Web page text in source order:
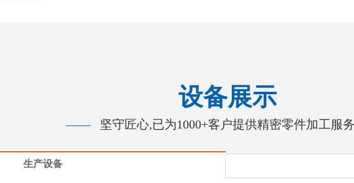
设备展示
—— 坚守匠心,已为1000+客户提供精密零件加工服务
生产设备